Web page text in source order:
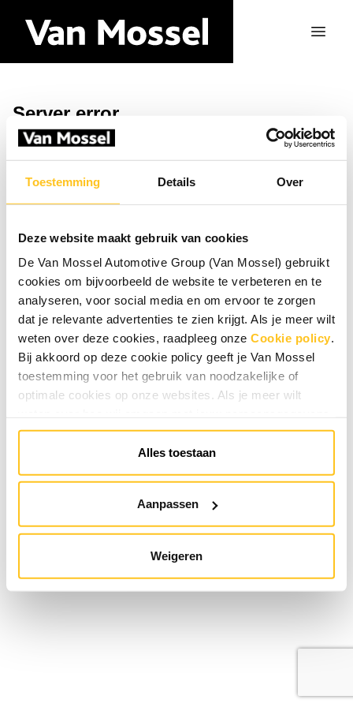
Toestemming Details Over
Deze website maakt gebruik van cookies
De Van Mossel Automotive Group (Van Mossel) gebruikt
cookies om bijvoorbeeld de website te verbeteren en te
analyseren, voor social media en om ervoor te zorgen
dat je relevante advertenties te zien krijgt. Als je meer wilt
weten over deze cookies, raadpleeg onze Cookie policy.
Bij akkoord op deze cookie policy geeft je Van Mossel
toestemming voor het gebruik van noodzakelijke of
optimale cookies op onze websites. Als je meer wilt
raadpleeg onzePrivacyverklaring. Je kunt de cookie
instellingen te allen tijde aanpassen via de link onderaan
de website.
Alles toestaan
Aanpassen
Weigeren
Server error